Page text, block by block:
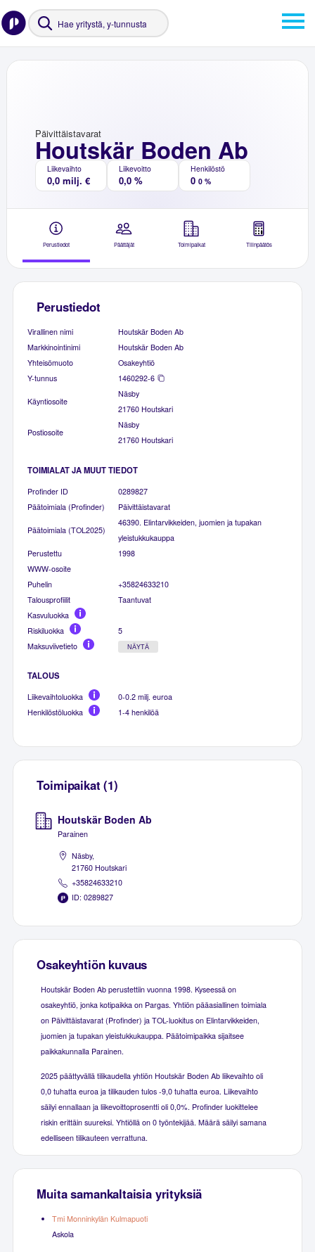
Houtskär Boden Ab
Päivittäistavarat
Liikevaihto
0,0 milj. €
Liikevoitto
0,0 %
Henkilöstö
0 0 %
Perustiedot Päättäjät Toimipaikat Tilinpäätös
Perustiedot
Virallinen nimi
Houtskär Boden Ab
Markkinointinimi
Houtskär Boden Ab
Yhteisömuoto
Osakeyhtiö
Y-tunnus
1460292-6
Käyntiosoite
Näsby
21760 Houtskari
Postiosoite
Näsby
21760 Houtskari
TOIMIALAT JA MUUT TIEDOT
Profinder ID
0289827
Päätoimiala (Profinder)
Päivittäistavarat
Päätoimiala (TOL2025)
46390. Elintarvikkeiden, juomien ja tupakan
yleistukkukauppa
Perustettu
1998
WWW-osoite
Puhelin
+35824633210
Talousprofiilit
Taantuvat
Kasvuluokka
Riskiluokka
5
Maksuviivetieto
NÄYTÄ
TALOUS
Liikevaihtoluokka
0-0.2 milj. euroa
Henkilöstöluokka
1-4 henkilöä
Toimipaikat (1)
Houtskär Boden Ab
Parainen
Näsby,
21760 Houtskari
+35824633210
ID: 0289827
Osakeyhtiön kuvaus
Houtskär Boden Ab perustettiin vuonna 1998. Kyseessä on
osakeyhtiö, jonka kotipaikka on Pargas. Yhtiön pääasiallinen toimiala
on Päivittäistavarat (Profinder) ja TOL-luokitus on Elintarvikkeiden,
juomien ja tupakan yleistukkukauppa. Päätoimipaikka sijaitsee
paikkakunnalla Parainen.
2025 päättyvällä tilikaudella yhtiön Houtskär Boden Ab liikevaihto oli
0,0 tuhatta euroa ja tilikauden tulos -9,0 tuhatta euroa. Liikevaihto
säilyi ennallaan ja liikevoittoprosentti oli 0,0%. Profinder luokittelee
riskin erittäin suureksi. Yhtiöllä on 0 työntekijää. Määrä säilyi samana
edelliseen tilikauteen verrattuna.
Muita samankaltaisia yrityksiä
Tmi Monninkylän Kulmapuoti
Askola